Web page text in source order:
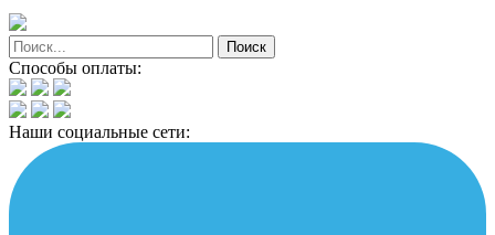
Способы оплаты:
Наши социальные сети: